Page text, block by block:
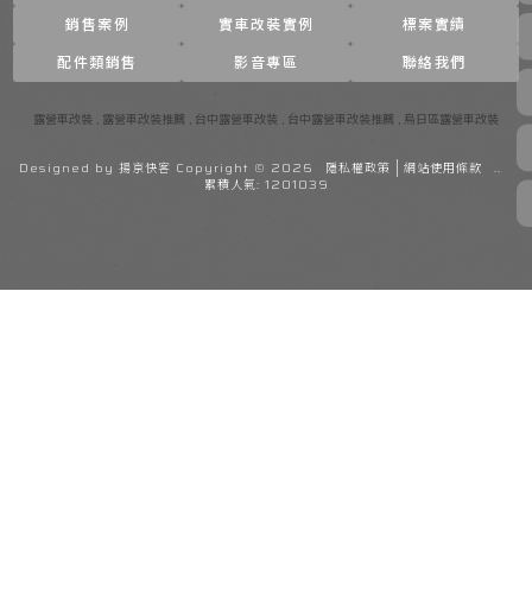
銷售案例
實車改裝實例
標案實績
配件類銷售
影音專區 聯絡我們
露營車改裝 露營車改裝推薦 台中露營車改裝 台中露營車改裝推薦 烏日區露營車改裝
Designed by 揚京快客 Copyright © 2026 隱私權政策 網站使用條款
..
累積人氣: 1201039